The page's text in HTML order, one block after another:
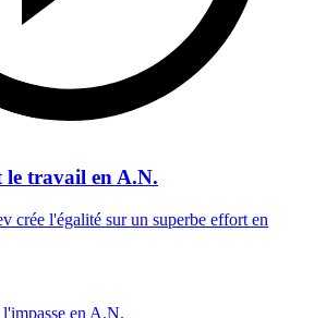
travail en A.N.
l'égalité sur un superbe effort en